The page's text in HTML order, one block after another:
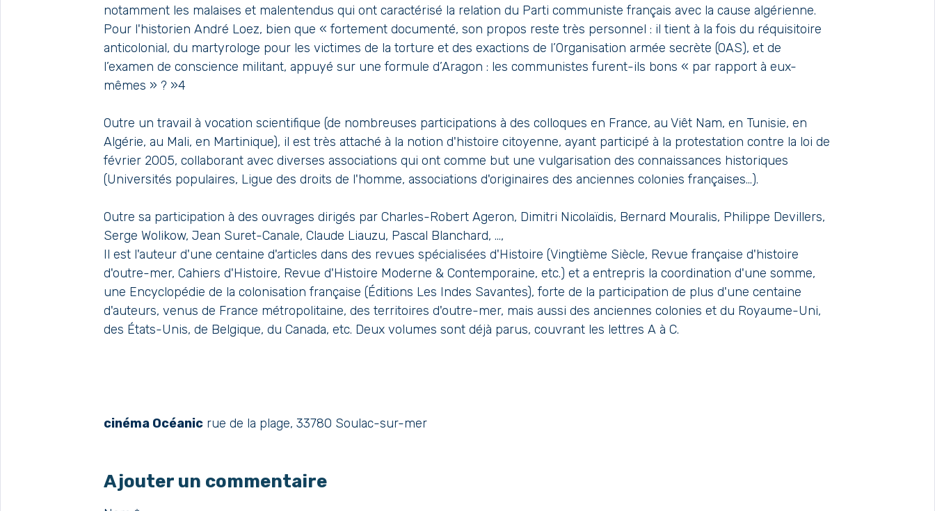
notamment les malaises et malentendus qui ont caractérisé la relation du Parti communiste français avec la cause algérienne.
Pour l'historien André Loez, bien que « fortement documenté, son propos reste très personnel : il tient à la fois du réquisitoire
anticolonial, du martyrologe pour les victimes de la torture et des exactions de l’Organisation armée secrète (OAS), et de
l’examen de conscience militant, appuyé sur une formule d’Aragon : les communistes furent-ils bons « par rapport à eux-
mêmes » ? »4
Outre un travail à vocation scientifique (de nombreuses participations à des colloques en France, au Viêt Nam, en Tunisie, en
Algérie, au Mali, en Martinique), il est très attaché à la notion d'histoire citoyenne, ayant participé à la protestation contre la loi de
février 2005, collaborant avec diverses associations qui ont comme but une vulgarisation des connaissances historiques
(Universités populaires, Ligue des droits de l'homme, associations d'originaires des anciennes colonies françaises...).
Outre sa participation à des ouvrages dirigés par Charles-Robert Ageron, Dimitri Nicolaïdis, Bernard Mouralis, Philippe Devillers,
Serge Wolikow, Jean Suret-Canale, Claude Liauzu, Pascal Blanchard, ...,
Il est l'auteur d'une centaine d'articles dans des revues spécialisées d'Histoire (Vingtième Siècle, Revue française d'histoire
d'outre-mer, Cahiers d'Histoire, Revue d'Histoire Moderne & Contemporaine, etc.) et a entrepris la coordination d'une somme,
une Encyclopédie de la colonisation française (Éditions Les Indes Savantes), forte de la participation de plus d'une centaine
d'auteurs, venus de France métropolitaine, des territoires d'outre-mer, mais aussi des anciennes colonies et du Royaume-Uni,
des États-Unis, de Belgique, du Canada, etc. Deux volumes sont déjà parus, couvrant les lettres A à C.
cinéma Océanic rue de la plage, 33780 Soulac-sur-mer
Ajouter un commentaire